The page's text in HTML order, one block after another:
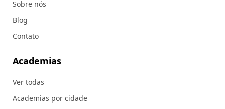
Sobre nós
Blog
Contato
Academias
Ver todas
Academias por cidade